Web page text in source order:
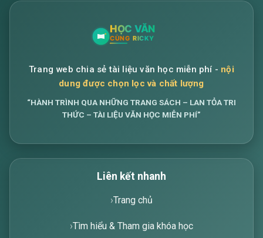
Trang web chia sẻ tài liệu văn học miễn phí - nội
dung được chọn lọc và chất lượng
“HÀNH TRÌNH QUA NHỮNG TRANG SÁCH – LAN TỎA TRI
THỨC – TÀI LIỆU VĂN HỌC MIỄN PHÍ”
Liên kết nhanh
Trang chủ
Tìm hiểu & Tham gia khóa học